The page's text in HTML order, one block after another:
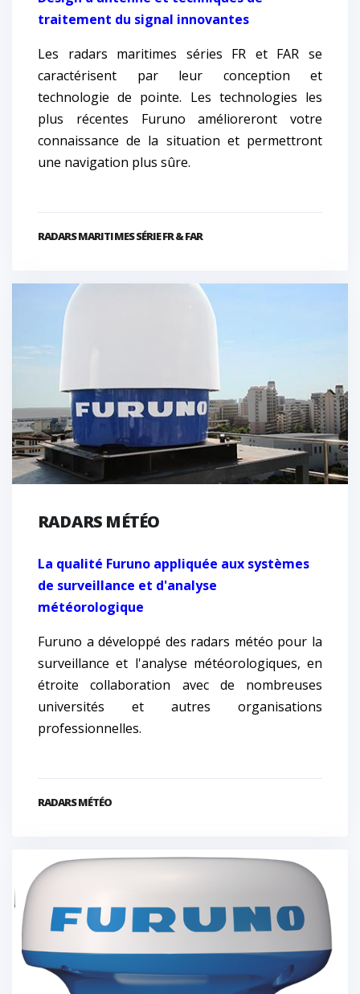
traitement du signal innovantes
Les radars maritimes séries FR et FAR se
caractérisent par leur conception et
technologie de pointe. Les technologies les
plus récentes Furuno amélioreront votre
connaissance de la situation et permettront
une navigation plus sûre.
RADARS MARITIMES SÉRIE FR & FAR
RADARS MÉTÉO
La qualité Furuno appliquée aux systèmes
de surveillance et d'analyse
météorologique
Furuno a développé des radars météo pour la
surveillance et l'analyse météorologiques, en
étroite collaboration avec de nombreuses
universités et autres organisations
professionnelles.
RADARS MÉTÉO